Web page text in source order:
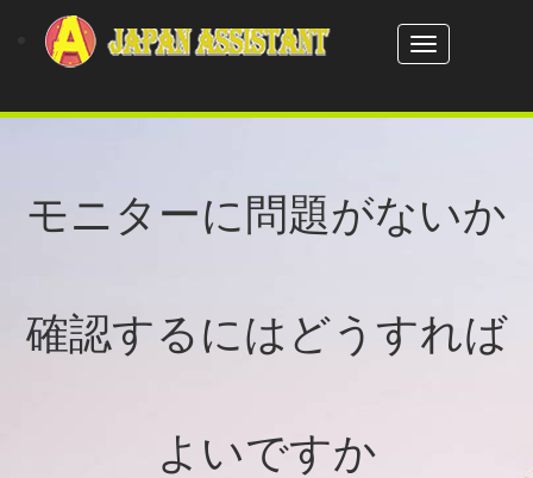
Toggle
navigation
モニターに問題がないか
確認するにはどうすれば
よいですか